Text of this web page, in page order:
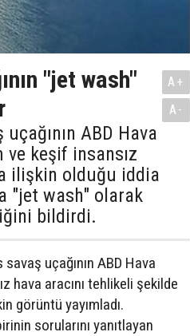
"jet wash"
ABD Hava
keşif insansız
ilişkin olduğu iddia
"jet wash" olarak
bildirdi.
A+
A-
uçağının ABD Hava
hava aracını tehlikeli şekilde
görüntü yayımladı.
sorularını yanıtlayan